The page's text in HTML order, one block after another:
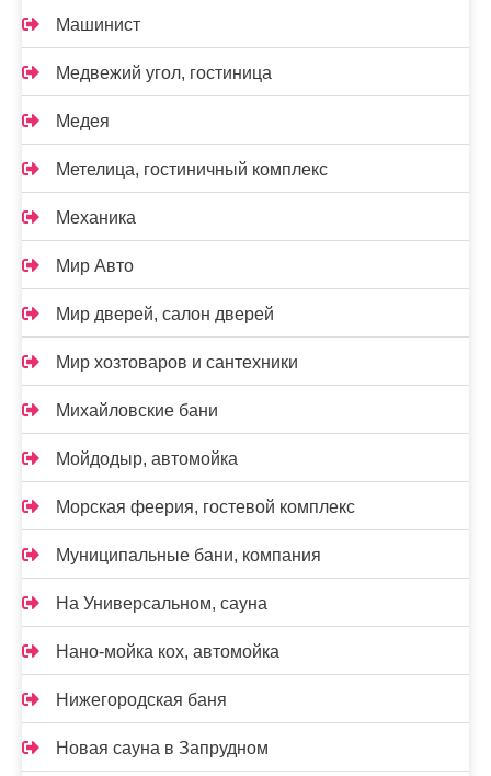
Машинист
Медвежий угол, гостиница
Медея
Метелица, гостиничный комплекс
Механика
Мир Авто
Мир дверей, салон дверей
Мир хозтоваров и сантехники
Михайловские бани
Мойдодыр, автомойка
Морская феерия, гостевой комплекс
Муниципальные бани, компания
На Универсальном, сауна
Нано-мойка кох, автомойка
Нижегородская баня
Новая сауна в Запрудном